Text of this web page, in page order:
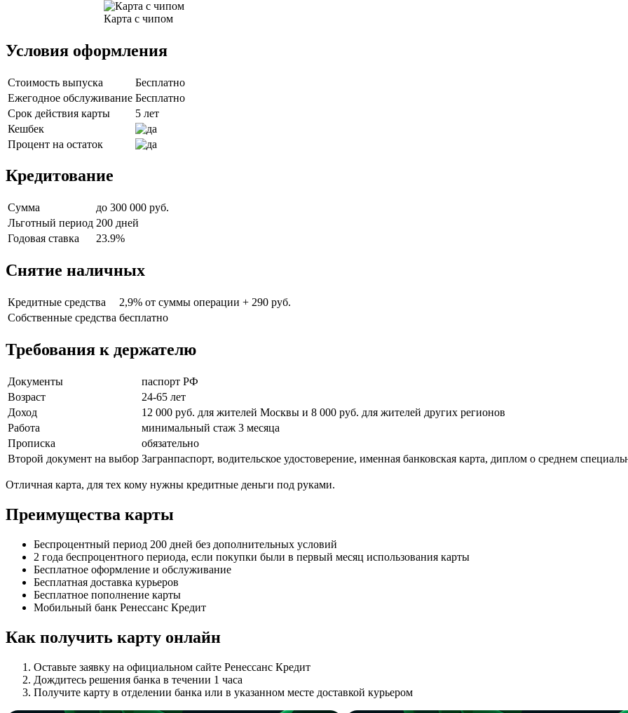
Карта с чипом
Условия оформления
Стоимость выпуска
Бесплатно
Ежегодное обслуживание Бесплатно
Срок действия карты
5 лет
Кешбек
Процент на остаток
Кредитование
Сумма
до 300 000 руб.
Льготный период 200 дней
Годовая ставка
23.9%
Снятие наличных
Кредитные средства
2,9% от суммы операции + 290 руб.
Собственные средства бесплатно
Требования к держателю
Документы
паспорт РФ
Возраст
24-65 лет
Доход
12 000 руб. для жителей Москвы и 8 000 руб. для жителей других регионов
Работа
минимальный стаж 3 месяца
Прописка
обязательно
Второй документ на выбор Загранпаспорт, водительское удостоверение, именная банковская карта, диплом о среднем
Отличная карта, для тех кому нужны кредитные деньги под руками.
Преимущества карты
Беспроцентный период 200 дней без дополнительных условий
2 года беспроцентного периода, если покупки были в первый месяц использования карты
Бесплатное оформление и обслуживание
Бесплатная доставка курьеров
Бесплатное пополнение карты
Мобильный банк Ренессанс Кредит
Как получить карту онлайн
Оставьте заявку на официальном сайте Ренессанс Кредит
Дождитесь решения банка в течении 1 часа
Получите карту в отделении банка или в указанном месте доставкой курьером